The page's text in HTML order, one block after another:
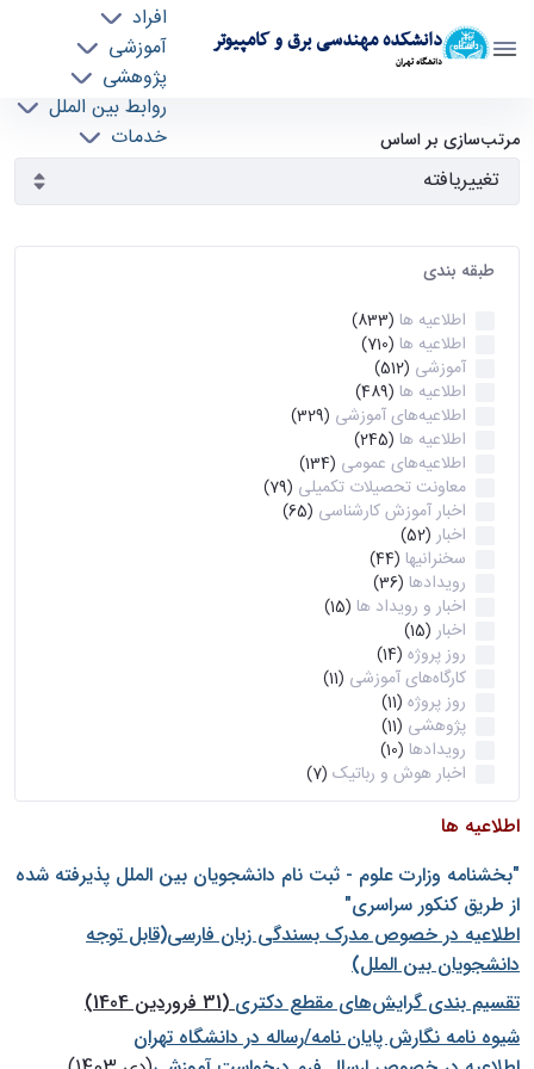
دانشکده مهندسی برق و کامپیوتر
دانشگاه تهران
افراد
آموزشی
پژوهشی
روابط بین الملل
خدمات
آرشیو اطلاعیه ها - ece- دانشکده مهندسی برق و
کامپیوتر
مرتب‌سازی بر اساس
طبقه بندی
اطلاعیه ها (833)
اطلاعیه ها (710)
آموزشی (512)
اطلاعیه ها (489)
اطلاعیه‌های‌ آموزشی (329)
اطلاعیه ها (245)
اطلاعیه‌های عمومی (134)
معاونت تحصیلات تکمیلی (79)
اخبار آموزش کارشناسی (65)
اخبار (52)
سخنرانیها (44)
رویدادها (36)
اخبار و رویداد ها (15)
اخبار (15)
روز پروژه (14)
کارگاه‌های آموزشی (11)
روز پروژه (11)
پژوهشی (11)
رویدادها (10)
اخبار هوش و رباتیک (7)
اطلاعیه ها
"بخشنامه وزارت علوم - ثبت نام دانشجويان بين الملل پذيرفته شده
از طريق كنكور سراسری"
اطلاعیه در خصوص مدرک بسندگی زبان فارسی(قابل توجه
دانشجویان بین الملل)
تقسیم بندی گرایش‌های مقطع دکتری(31 فروردین 1404)
شيوه نامه نگارش پايان نامه/رساله در دانشگاه تهران